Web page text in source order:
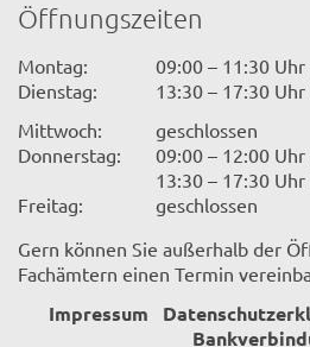
Öffnungszeiten
Montag:
09:00 – 11:30
Dienstag:
13:30 – 17:30
Mittwoch:
geschlossen
Donnerstag:
09:00 – 12:00
13:30 – 17:30
Freitag:
geschlossen
Gern können Sie außerhalb der
Fachämtern einen Termin
Impressum